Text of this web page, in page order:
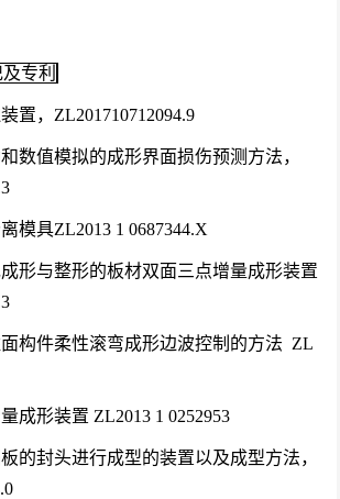
专利
置，ZL201710712094.9
数值模拟的成形界面损伤预测方法，
模具ZL2013 1 0687344.X
形与整形的板材双面三点增量成形装置
构件柔性滚弯成形边波控制的方法 ZL
成形装置 ZL2013 1 0252953
的封头进行成型的装置以及成型方法，